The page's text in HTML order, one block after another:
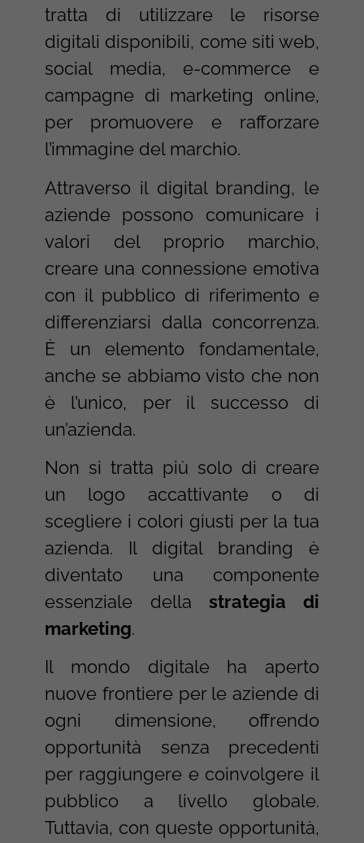
tratta di utilizzare le risorse
digitali disponibili, come siti web,
social media, e-commerce e
campagne di marketing online,
per promuovere e rafforzare
l’immagine del marchio.
Attraverso il digital branding, le
aziende possono comunicare i
valori del proprio marchio,
creare una connessione emotiva
con il pubblico di riferimento e
differenziarsi dalla concorrenza.
È un elemento fondamentale,
anche se abbiamo visto che non
è l’unico, per il successo di
un’azienda.
Non si tratta più solo di creare
un logo accattivante o di
scegliere i colori giusti per la tua
azienda. Il digital branding è
diventato una componente
essenziale della strategia di
marketing.
Il mondo digitale ha aperto
nuove frontiere per le aziende di
ogni dimensione, offrendo
opportunità senza precedenti
per raggiungere e coinvolgere il
pubblico a livello globale.
Tuttavia, con queste opportunità,